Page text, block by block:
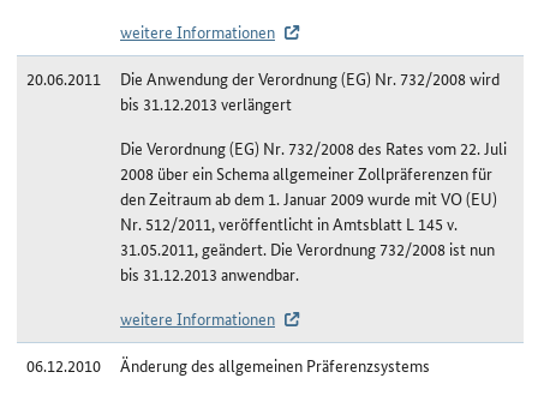
weitere Informationen
20.06.2011
Die Anwendung der Verordnung (EG) Nr. 732/2008 wird
bis 31.12.2013 verlängert
Die Verordnung (EG) Nr. 732/2008 des Rates vom 22. Juli
2008 über ein Schema allgemeiner Zollpräferenzen für
den Zeitraum ab dem 1. Januar 2009 wurde mit VO (EU)
Nr. 512/2011, veröffentlicht in Amtsblatt L 145 v.
31.05.2011, geändert. Die Verordnung 732/2008 ist nun
bis 31.12.2013 anwendbar.
weitere Informationen
06.12.2010
Änderung des allgemeinen Präferenzsystems